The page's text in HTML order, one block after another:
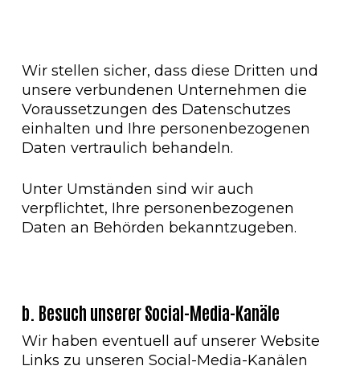
Wir stellen sicher, dass diese Dritten und
unsere verbundenen Unternehmen die
Voraussetzungen des Datenschutzes
einhalten und Ihre personenbezogenen
Daten vertraulich behandeln.
Unter Umständen sind wir auch
verpflichtet, Ihre personenbezogenen
Daten an Behörden bekanntzugeben.
b. Besuch unserer Social-Media-Kanäle
Wir haben eventuell auf unserer Website
Links zu unseren Social-Media-Kanälen